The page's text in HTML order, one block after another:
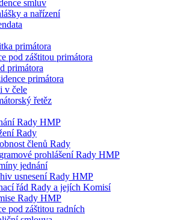
smluv
a nařízení
primátora
pod záštitou primátora
primátora
primátora
v čele
řetěz
Rady HMP
Rady
členů Rady
prohlášení Rady HMP
jednání
usnesení Rady HMP
řád Rady a jejích Komisí
Rady HMP
pod záštitou radních